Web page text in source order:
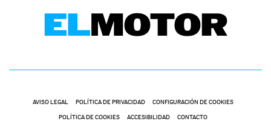
AVISO LEGAL POLÍTICA DE PRIVACIDAD CONFIGURACIÓN DE COOKIES
POLÍTICA DE COOKIES ACCESIBILIDAD CONTACTO